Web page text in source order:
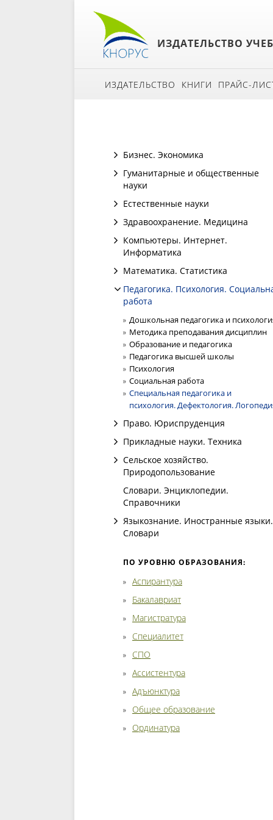
ИЗДАТЕЛЬСТВО
ИЗДАТЕЛЬСТВО КНИГИ ПРАЙС-
Бизнес. Экономика
Гуманитарные и общественные
науки
Естественные науки
Здравоохранение. Медицина
Компьютеры. Интернет.
Информатика
Математика. Статистика
Педагогика. Психология.
работа
Дошкольная педагогика и
Методика преподавания дисциплин
Образование и педагогика
Педагогика высшей школы
Психология
Социальная работа
Специальная педагогика и
психология. Дефектология.
Право. Юриспруденция
Прикладные науки. Техника
Сельское хозяйство.
Природопользование
Словари. Энциклопедии.
Справочники
Языкознание. Иностранные языки.
Словари
ПО УРОВНЮ ОБРАЗОВАНИЯ:
Аспирантура
Бакалавриат
Магистратура
Специалитет
СПО
Ассистентура
Адъюнктура
Общее образование
Ординатура